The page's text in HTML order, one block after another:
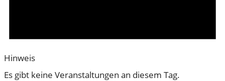
Hinweis
Es gibt keine Veranstaltungen an diesem Tag.